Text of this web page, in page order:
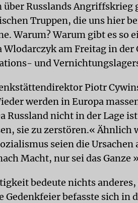
über Russlands Angriffskrieg
Truppen, die uns hier
Warum? Warum gibt es so
Wlodarczyk am Freitag in der
und
Piotr
werden in Europa
Russland nicht in der Lage
sie zu zerstören.« Ähnlich
seien die
Macht, nur sei das Ganze
bedeute nichts
Gedenkfeier befasste sich in